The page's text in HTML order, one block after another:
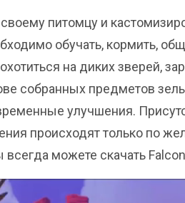
питомцу и
обучать, кормить,
на диких зверей,
собранных предметов
улучшения.
происходят только по
всегда можете скачать